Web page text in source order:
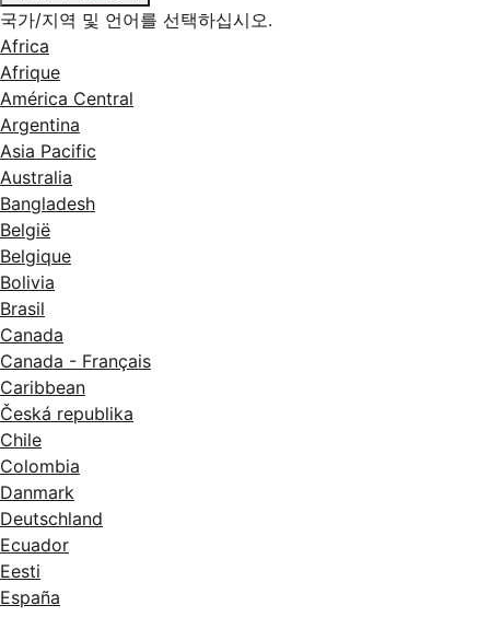
국가/지역 및 언어를 선택하십시오.
Africa
Afrique
América Central
Argentina
Asia Pacific
Australia
Bangladesh
België
Belgique
Bolivia
Brasil
Canada
Canada - Français
Caribbean
Česká republika
Chile
Colombia
Danmark
Deutschland
Ecuador
Eesti
España